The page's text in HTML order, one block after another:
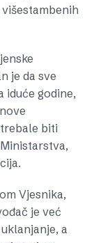
je da sve
iduće godine,
biti
Vjesnika,
je već
a